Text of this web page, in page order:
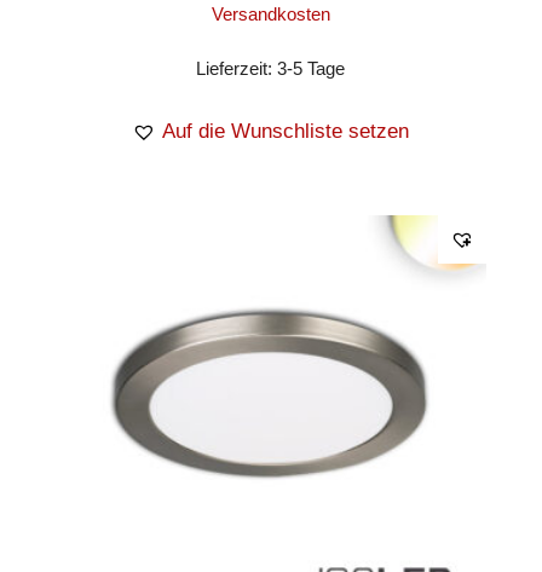
Versandkosten
Lieferzeit:3-5 Tage
Auf die Wunschliste setzen